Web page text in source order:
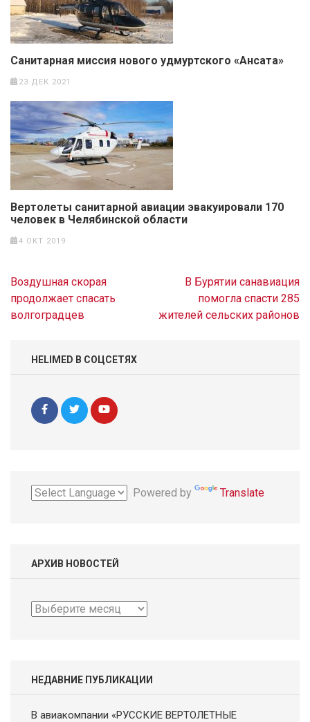
Санитарная миссия нового удмуртского «Ансата»
23 ДЕК 2021
Вертолеты санитарной авиации эвакуировали 170
человек в Челябинской области
4 ОКТ 2019
Навигация
по
записям
Воздушная скорая
продолжает спасать
волгоградцев
В Бурятии санавиация
помогла спасти 285
жителей сельских районов
HELIMED В СОЦСЕТЯХ
Powered by Translate
АРХИВ НОВОСТЕЙ
Архив
НЕДАВНИЕ ПУБЛИКАЦИИ
В авиакомпании «РУССКИЕ ВЕРТОЛЕТНЫЕ